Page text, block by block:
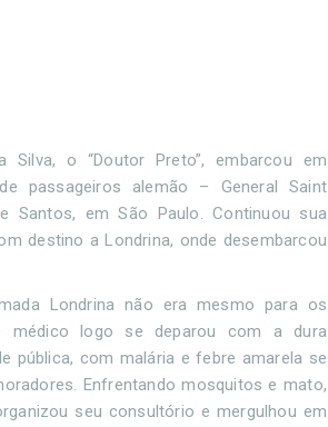
Silva, o “Doutor Preto”, embarcou em
passageiros alemão – General Saint
Santos, em São Paulo. Continuou sua
destino a Londrina, onde desembarcou
Londrina não era mesmo para os
médico logo se deparou com a dura
pública, com malária e febre amarela se
Enfrentando mosquitos e mato,
seu consultório e mergulhou em